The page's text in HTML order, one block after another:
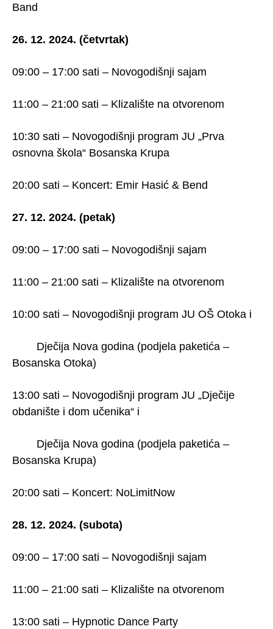
Band
26. 12. 2024. (četvrtak)
09:00 – 17:00 sati – Novogodišnji sajam
11:00 – 21:00 sati – Klizalište na otvorenom
10:30 sati – Novogodišnji program JU „Prva
osnovna škola“ Bosanska Krupa
20:00 sati – Koncert: Emir Hasić & Bend
27. 12. 2024. (petak)
09:00 – 17:00 sati – Novogodišnji sajam
11:00 – 21:00 sati – Klizalište na otvorenom
10:00 sati – Novogodišnji program JU OŠ Otoka i
Dječija Nova godina (podjela paketića –
Bosanska Otoka)
13:00 sati – Novogodišnji program JU „Dječije
obdanište i dom učenika“ i
Dječija Nova godina (podjela paketića –
Bosanska Krupa)
20:00 sati – Koncert: NoLimitNow
28. 12. 2024. (subota)
09:00 – 17:00 sati – Novogodišnji sajam
11:00 – 21:00 sati – Klizalište na otvorenom
13:00 sati – Hypnotic Dance Party